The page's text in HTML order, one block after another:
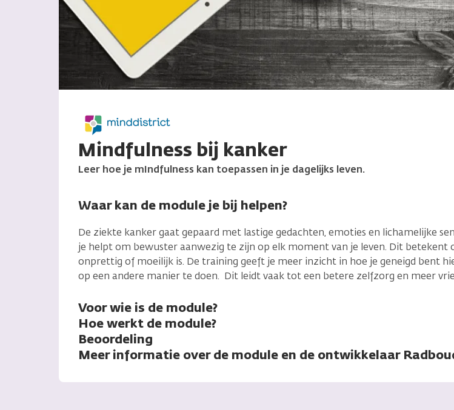
Mindfulness bij kanker
Leer hoe je mIndfulness kan toepassen in je dagelijks leven.
Waar kan de module je bij helpen?
De ziekte kanker gaat gepaard met lastige gedachten, emoties en lichamelijke
je helpt om bewuster aanwezig te zijn op elk moment van je leven. Dit betekent
onprettig of moeilijk is. De training geeft je meer inzicht in hoe je geneigd bent
op een andere manier te doen. Dit leidt vaak tot een betere zelfzorg en meer
Voor wie is de module?
Hoe werkt de module?
Beoordeling
Meer informatie over de module en de ontwikkelaar